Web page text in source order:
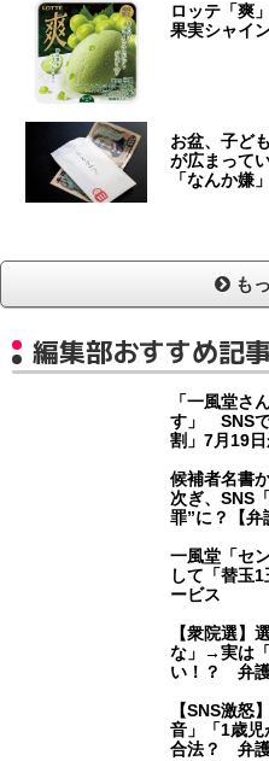
ロッテ「爽
果実シャイ
お盆、子ど
が広まって
「なんか嫌
も
編集部おすすめ記
「一風堂さ
す」 SNSで
割」7月19
候補者名書
次ぎ、SNS
罪”に？【弁
一風堂「セ
して「替玉
ービス
【衆院選】
な」→実は
い！？ 弁
【SNS激怒
音」「1歳
合法？ 弁